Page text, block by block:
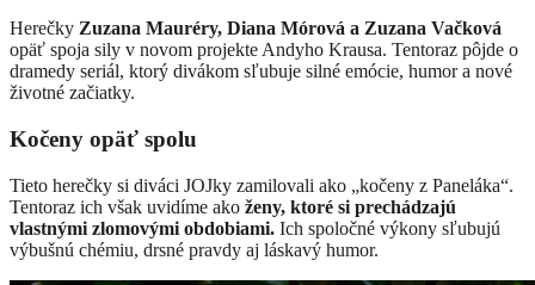
Herečky Zuzana Mauréry, Diana Mórová a Zuzana Vačková
opäť spoja sily v novom projekte Andyho Krausa. Tentoraz pôjde o
dramedy seriál, ktorý divákom sľubuje silné emócie, humor a nové
životné začiatky.
Kočeny opäť spolu
Tieto herečky si diváci JOJky zamilovali ako „kočeny z Paneláka“.
Tentoraz ich však uvidíme ako ženy, ktoré si prechádzajú
vlastnými zlomovými obdobiami. Ich spoločné výkony sľubujú
výbušnú chémiu, drsné pravdy aj láskavý humor.